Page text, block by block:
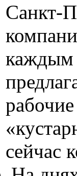
Санкт-
каждым
сейчас